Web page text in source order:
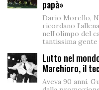
papà»
Dario Morello,
ricordano
nell’olimpo del
tantissima
Lutto nel
Marchioro, il
Aveva 90 anni.